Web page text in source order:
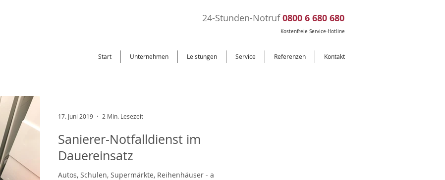
24-Stunden-Notruf0800 6 680 680
Kostenfreie Service-Hotline
Start Unternehmen Leistungen Service Referenzen Kontakt
Sanierer-Notfalldienst im
Dauereinsatz
Autos, Schulen, Supermärkte, Reihenhäuser - an
17. Juni 2019 2 Min. Lesezeit